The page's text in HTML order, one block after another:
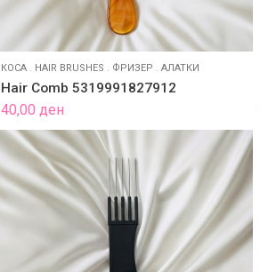
КОСА . HAIR BRUSHES . ФРИЗЕР . АЛАТКИ
Hair Comb 5319991827912
40,00 ден